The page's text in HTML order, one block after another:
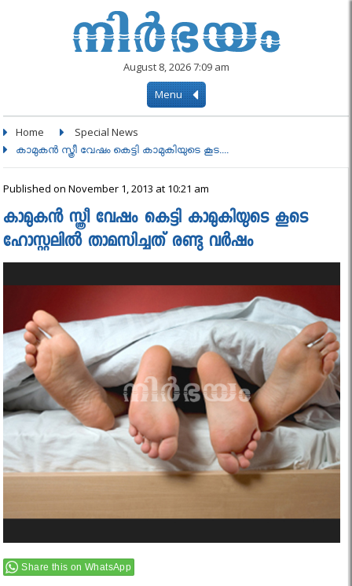
August 8, 2026 7:09 am
Menu
Home Special News
കാമുകൻ സ്ത്രീ വേഷം കെട്ടി കാമുകിയുടെ കൂട....
Published on November 1, 2013 at 10:21 am
കാമുകൻ സ്ത്രീ വേഷം കെട്ടി കാമുകിയുടെ കൂടെ
ഹോസ്റ്റലില്‍ താമസിച്ചത് രണ്ടു വര്‍ഷം
Share this on WhatsApp